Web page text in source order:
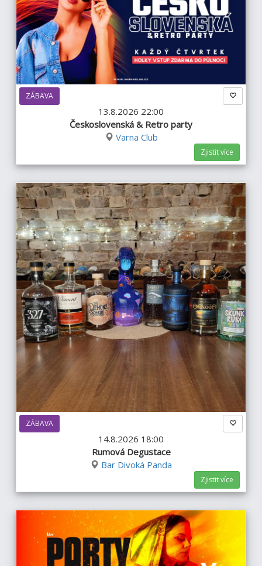
ZÁBAVA
13.8.2026 22:00
Československá & Retro party
Varna Club
Zjistit více
ZÁBAVA
14.8.2026 18:00
Rumová Degustace
Bar Divoká Panda
Zjistit více